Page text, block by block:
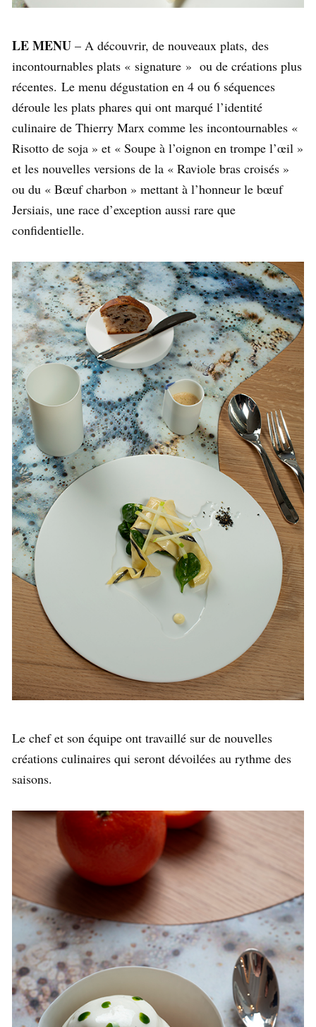
LE MENU – A découvrir, de nouveaux plats, des
incontournables plats « signature » ou de créations plus
récentes. Le menu dégustation en 4 ou 6 séquences
déroule les plats phares qui ont marqué l’identité
culinaire de Thierry Marx comme les incontournables «
Risotto de soja » et « Soupe à l’oignon en trompe l’œil »
et les nouvelles versions de la « Raviole bras croisés »
ou du « Bœuf charbon » mettant à l’honneur le bœuf
Jersiais, une race d’exception aussi rare que
confidentielle.
Le chef et son équipe ont travaillé sur de nouvelles
créations culinaires qui seront dévoilées au rythme des
saisons.